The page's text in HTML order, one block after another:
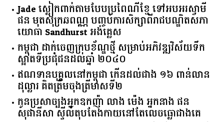
Jade ស្លៀកពាក់តាមបែបប្រពៃណីខ្មែ ទៅអបអរស្វាមី
ផន មុតសុក្រឆពណ្ណ បញ្ចប់ការសិក្សាពីរាជបណ្ឌិតសភា
យោធា Sandhurst អង់គ្លេស
កម្ពុជា​ ​ដាក់​ចេញ​ក្របខ័ណ្ឌ​ថ្មី​ ​សម្រាប់​អភិវឌ្ឍ​វិស័យ​ទឹក​
ស្អាត​ទីប្រជុំជន​ដល់​ឆ្នាំ​ ​២០៤០​
ឥណទាន​បុគ្គល​នៅ​កម្ពុជា​ ​កើន​ដល់​ជាង​ ​១៦​ ​ពាន់​លាន​
ដុល្លារ​ ​គិត​ត្រឹម​ចុង​ត្រីមាស​ទី​២​
កូនប្រសាច្បងអ្នកឧកញ៉ា លាង ម៉េង អ្នកនាង ផន
សុផានីសា ស្ទីល៍តុបតែងកាយនៅតែលេចធ្លោជាងគេ